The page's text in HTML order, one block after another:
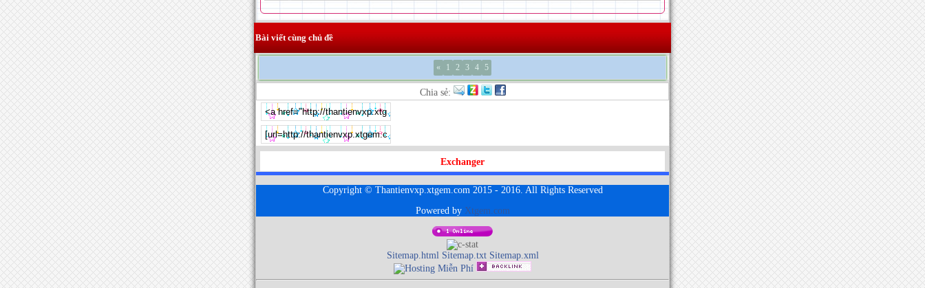
Bài viết cùng chủ đề
« 1 2 3 4 5
Chia sẻ:
Exchanger
Copyright © Thantienvxp.xtgem.com 2015 - 2016. All Rights Reserved
Powered by Xtgem.com
Sitemap.html Sitemap.txt Sitemap.xml